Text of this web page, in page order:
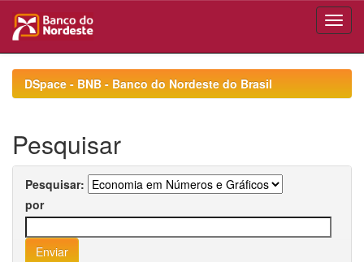
navigationDSpace - BNB - Banco do Nordeste do Brasil
Pesquisar
Pesquisar:
por